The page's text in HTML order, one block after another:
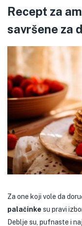
Recept za
savršene za
Za one koji vole da
palačinke su pravi
Deblje su, pufnaste i